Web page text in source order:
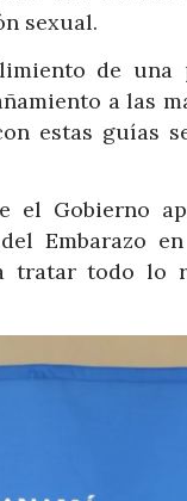
sexual.
de una
a las
estas guías
el Gobierno
Embarazo en
tratar todo lo